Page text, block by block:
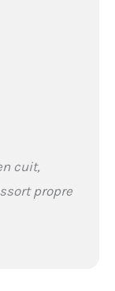
cuit,
propre